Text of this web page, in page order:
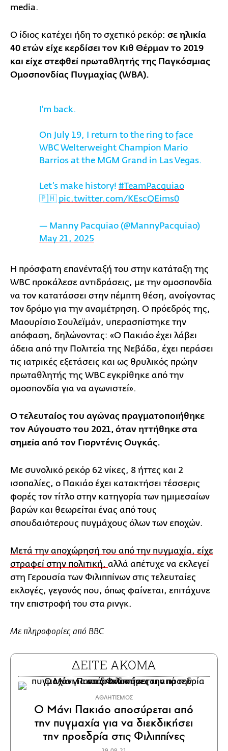
media.
Ο ίδιος κατέχει ήδη το σχετικό ρεκόρ: σε ηλικία
40 ετών είχε κερδίσει τον Κιθ Θέρμαν το 2019
και είχε στεφθεί πρωταθλητής της Παγκόσμιας
Ομοσπονδίας Πυγμαχίας (WBA).
I’m back.
On July 19, I return to the ring to face
WBC Welterweight Champion Mario
Barrios at the MGM Grand in Las Vegas.
Let’s make history! #TeamPacquiao
🇵🇭 pic.twitter.com/KEscQEims0
— Manny Pacquiao (@MannyPacquiao)
May 21, 2025
Η πρόσφατη επανένταξή του στην κατάταξη της
WBC προκάλεσε αντιδράσεις, με την ομοσπονδία
να τον κατατάσσει στην πέμπτη θέση, ανοίγοντας
τον δρόμο για την αναμέτρηση. Ο πρόεδρός της,
Μαουρίσιο Σουλεϊμάν, υπερασπίστηκε την
απόφαση, δηλώνοντας: «Ο Πακιάο έχει λάβει
άδεια από την Πολιτεία της Νεβάδα, έχει περάσει
τις ιατρικές εξετάσεις και ως θρυλικός πρώην
πρωταθλητής της WBC εγκρίθηκε από την
ομοσπονδία για να αγωνιστεί».
Ο τελευταίος του αγώνας πραγματοποιήθηκε
τον Αύγουστο του 2021, όταν ηττήθηκε στα
σημεία από τον Γιορντένις Ουγκάς.
Με συνολικό ρεκόρ 62 νίκες, 8 ήττες και 2
ισοπαλίες, ο Πακιάο έχει κατακτήσει τέσσερις
φορές τον τίτλο στην κατηγορία των ημιμεσαίων
βαρών και θεωρείται ένας από τους
σπουδαιότερους πυγμάχους όλων των εποχών.
Μετά την αποχώρησή του από την πυγμαχία, είχε
στραφεί στην πολιτική, αλλά απέτυχε να εκλεγεί
στη Γερουσία των Φιλιππίνων στις τελευταίες
εκλογές, γεγονός που, όπως φαίνεται, επιτάχυνε
την επιστροφή του στα ρινγκ.
Με πληροφορίες από BBC
ΔΕΙΤΕ ΑΚΟΜΑ
ΑΘΛΗΤΙΣΜΟΣ
Ο Μάνι Πακιάο αποσύρεται από
την πυγμαχία για να διεκδικήσει
την προεδρία στις Φιλιππίνες